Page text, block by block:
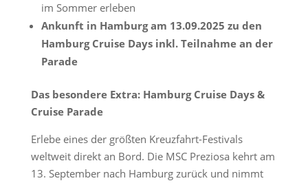
im Sommer erleben
Ankunft in Hamburg am 13.09.2025 zu den
Hamburg Cruise Days inkl. Teilnahme an der
Parade
Das besondere Extra: Hamburg Cruise Days &
Cruise Parade
Erlebe eines der größten Kreuzfahrt-Festivals
weltweit direkt an Bord. Die MSC Preziosa kehrt am
13. September nach Hamburg zurück und nimmt